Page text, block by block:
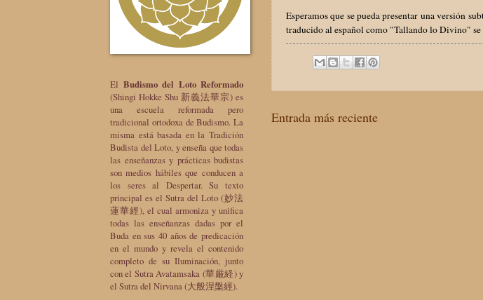
Esperamos que se pueda presentar una versión
traducido al español como "Tallando lo Divino"
Entrada más reciente
El Budismo del Loto Reformado
(Shingi Hokke Shu 新義法華宗) es
una escuela reformada pero
tradicional ortodoxa de Budismo. La
misma está basada en la Tradición
Budista del Loto, y enseña que todas
las enseñanzas y prácticas budistas
son medios hábiles que conducen a
los seres al Despertar. Su texto
principal es el Sutra del Loto (妙法
蓮華經), el cual armoniza y unifica
todas las enseñanzas dadas por el
Buda en sus 40 años de predicación
en el mundo y revela el contenido
completo de su Iluminación, junto
con el Sutra Avatamsaka (華厳経) y
el Sutra del Nirvana (大般涅槃經).